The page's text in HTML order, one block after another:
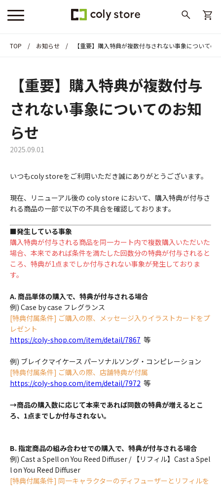
TOP お知らせ 【重要】購入特典が複数付与されない事象についての
【重要】購入特典が複数付与
されない事象についてのお知
らせ
2025.09.01
いつもcoly storeをご利用いただき誠にありがとうございます。
現在、リニューアル後の coly store において、購入特典が付与さ
れる商品の一部で以下の不具合を確認しております。
■発生している事象
購入特典が付与される商品を同一カート内で複数購入いただいた
場合、本来であれば条件を満たした回数分の特典が付与されると
ころ、特典が1点までしか付与されない事象が発生しておりま
す。
A. 商品単体の購入で、特典が付与される場合
例) Case by case フレグランス
[特典付属条件] ご購入の際、メッセージ入りイラストカードをプ
レゼント
https://coly-shop.com/item/detail/7867 等
例) ブレイクマイケース パーソナルソング・コンピレーション
[特典付属条件] ご購入の際、店舗特典が付属
https://coly-shop.com/item/detail/7972 等
→商品の購入数に応じて本来であれば同数の特典が増えるとこ
ろ、1点までしか付与されない。
B. 指定商品の組み合わせでの購入で、特典が付与される場合
例) Cast a Spell on You Reed Diffuser / 【リフィル】Cast a Spel
l on You Reed Diffuser
[特典付属条件] 同一キャラクターのディフューザーとリフィルを